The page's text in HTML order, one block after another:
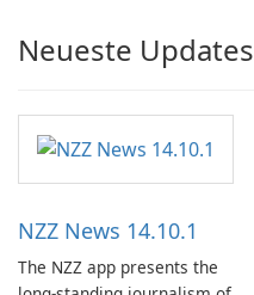
Neueste Updates
NZZ News 14.10.1
The NZZ app presents the